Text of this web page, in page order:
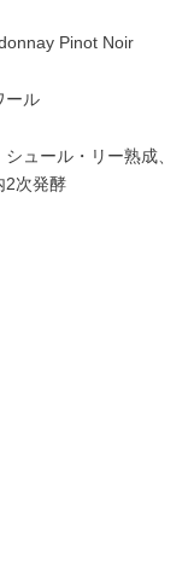
Pinot Noir
ール
ュール・リー熟成、
2次発酵